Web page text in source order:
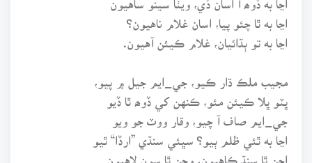
اڃا به ٿا چئو پيا، اسان غلام ناهيون؟
اڃا به تو ٻڌائيان، غلام ڪيئن آهيون.
مجيب ملڪ ڌار ڪيو، جي_ايم جيل ۾ پيو،
ڀٽو ڀلا ڪيئن مئو، ڪنهن کي ڏوھ ٿا ڏيو
جي_ايم صاف آ چيو، وقار ووٽ جو ويو
اڃا به ٿئي ظلم ٻيو؟ سڀئي سنڌي ”ارڏا“ ٿيو
اچن ٿا سنڌ ڪاهيون، وڃن ٿا سون لاهيون